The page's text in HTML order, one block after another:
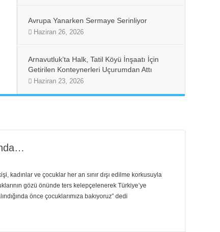
Avrupa Yanarken Sermaye Serinliyor
Haziran 26, 2026
Arnavutluk’ta Halk, Tatil Köyü İnşaatı İçin
Getirilen Konteynerleri Uçurumdan Attı
Haziran 23, 2026
kadınlar ve çocuklar her an sınır dışı edilme korkusuyla
gözü önünde ters kelepçelenerek Türkiye’ye
önce çocuklarımıza bakıyoruz” dedi